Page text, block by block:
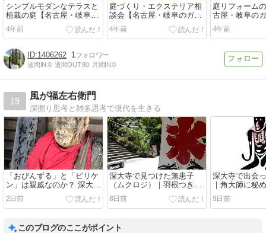
シンプルモダンなテラスと
植栽の庭【名古屋・岐阜の
ガーデニング 庭工房】
4年前
庭づくり・エクステリア相
談会【名古屋・岐阜のガー
デニング 庭工房】
4年前
庭リフォーム
古屋・岐阜の
庭工房】
4年前
1406262 1
週間IN:0 週間OUT:80 月間IN:0
19
風が福左右衛門
深掘り思考と雑多思考で現代を生きる
「おびんずる」と「ビリケ
ン」は親戚なのか？ 深大寺
で生まれた小さな疑問
2日前
深大寺で見つけた無患子
（ムクロジ）｜羽根つきと
石鹸の木に秘められた昔の
知恵
8日前
深大寺で出会
｜角大師に秘
退散の祈り
9日前
このブログのここがポイント